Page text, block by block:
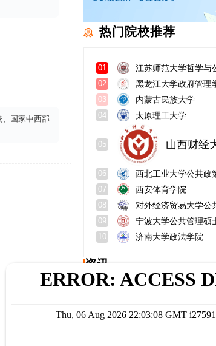
、国家中西部
热门院校推荐
01
02 黑龙江大学政府管理
03 内蒙古民族大学
04 太原理工大学
05 山西财经
06
07 西安体育学院
08
09
10 济南大学政法学院
资讯
四海书院是什么学校？怎么样？